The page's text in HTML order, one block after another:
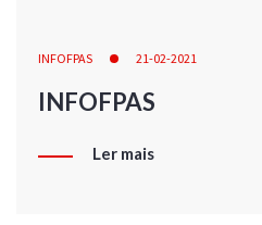
INFOFPAS 21-02-2021
INFOFPAS
Ler mais